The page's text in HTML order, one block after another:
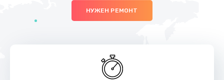
Заказать
Заказать
НУЖЕН РЕМОНТ